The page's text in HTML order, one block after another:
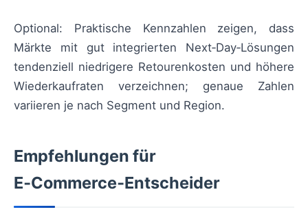
Optional: Praktische Kennzahlen zeigen, dass
Märkte mit gut integrierten Next‑Day‑Lösungen
tendenziell niedrigere Retourenkosten und höhere
Wiederkaufraten verzeichnen; genaue Zahlen
variieren je nach Segment und Region.
Empfehlungen für
E‑Commerce‑Entscheider